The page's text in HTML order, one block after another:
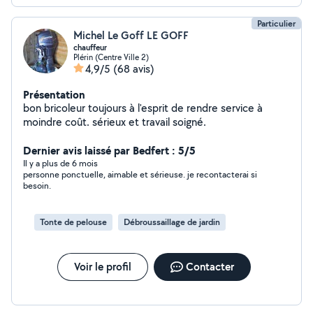
Particulier
Michel Le Goff LE GOFF
chauffeur
Plérin (Centre Ville 2)
4,9/5 (68 avis)
Présentation
bon bricoleur toujours à l'esprit de rendre service à
moindre coût. sérieux et travail soigné.
Dernier avis laissé par Bedfert : 5/5
Il y a plus de 6 mois
personne ponctuelle, aimable et sérieuse. je recontacterai si
besoin.
Tonte de pelouse Débroussaillage de jardin
Voir le profil Contacter